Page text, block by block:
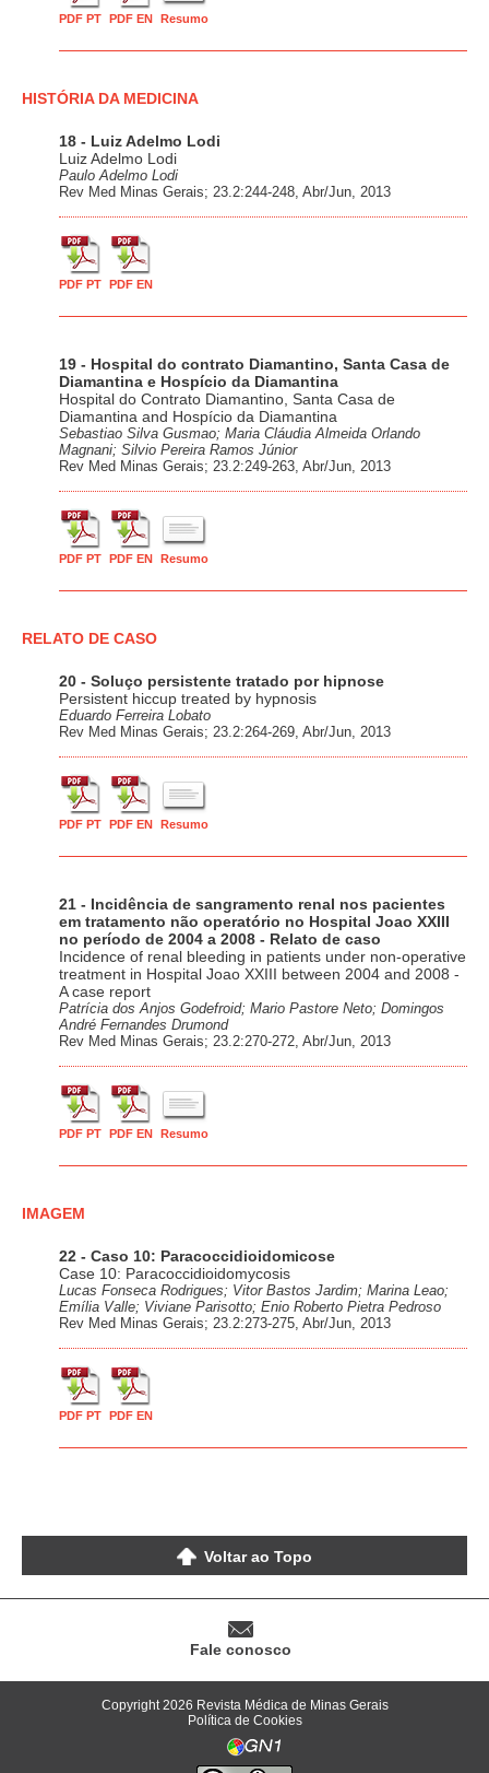
PDF PT PDF EN Resumo
HISTÓRIA DA MEDICINA
18 - Luiz Adelmo Lodi
Luiz Adelmo Lodi
Paulo Adelmo Lodi
Rev Med Minas Gerais; 23.2:244-248, Abr/Jun, 2013
PDF PT PDF EN
19 - Hospital do contrato Diamantino, Santa Casa de
Diamantina e Hospício da Diamantina
Hospital do Contrato Diamantino, Santa Casa de
Diamantina and Hospício da Diamantina
Sebastiao Silva Gusmao; Maria Cláudia Almeida Orlando
Magnani; Silvio Pereira Ramos Júnior
Rev Med Minas Gerais; 23.2:249-263, Abr/Jun, 2013
PDF PT PDF EN Resumo
RELATO DE CASO
20 - Soluço persistente tratado por hipnose
Persistent hiccup treated by hypnosis
Eduardo Ferreira Lobato
Rev Med Minas Gerais; 23.2:264-269, Abr/Jun, 2013
PDF PT PDF EN Resumo
21 - Incidência de sangramento renal nos pacientes
em tratamento não operatório no Hospital Joao XXIII
no período de 2004 a 2008 - Relato de caso
Incidence of renal bleeding in patients under non-operative
treatment in Hospital Joao XXIII between 2004 and 2008 -
A case report
Patrícia dos Anjos Godefroid; Mario Pastore Neto; Domingos
André Fernandes Drumond
Rev Med Minas Gerais; 23.2:270-272, Abr/Jun, 2013
PDF PT PDF EN Resumo
IMAGEM
22 - Caso 10: Paracoccidioidomicose
Case 10: Paracoccidioidomycosis
Lucas Fonseca Rodrigues; Vitor Bastos Jardim; Marina Leao;
Emília Valle; Viviane Parisotto; Enio Roberto Pietra Pedroso
Rev Med Minas Gerais; 23.2:273-275, Abr/Jun, 2013
PDF PT PDF EN
Voltar ao Topo
Fale conosco
Copyright 2026 Revista Médica de Minas Gerais
Política de Cookies